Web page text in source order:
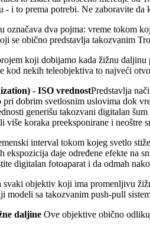
i to prema potrebi. Ne zaboravite
označava dva pojma: vreme tokom
se obično predstavlja takozvanim
koji dobijamo kada žižnu
kod nekih teleobjektiva to najveći
- ISO vrednostPredstavlja
dobrim svetlosnim uslovima dok
generišu takozvani digitalan
koraka preeksponirane i neoštre
interval tokom kojeg svetlo
daje određene efekte na
digitalan fotoaparat i da odmah
svaki objektiv koji ima promenljivu
modeli sa takozvanim push-pull
daljine Ove objektive obično